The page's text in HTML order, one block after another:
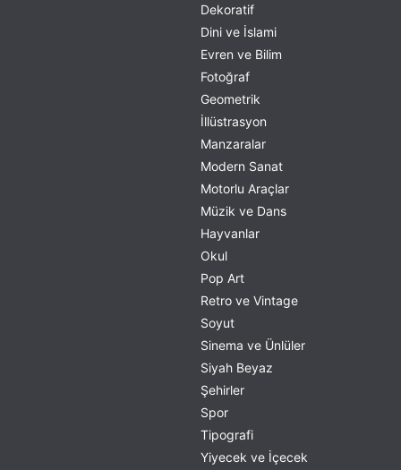
Dekoratif
Dini ve İslami
Evren ve Bilim
Fotoğraf
Geometrik
İllüstrasyon
Manzaralar
Modern Sanat
Motorlu Araçlar
Müzik ve Dans
Hayvanlar
Okul
Pop Art
Retro ve Vintage
Soyut
Sinema ve Ünlüler
Siyah Beyaz
Şehirler
Spor
Tipografi
Yiyecek ve İçecek